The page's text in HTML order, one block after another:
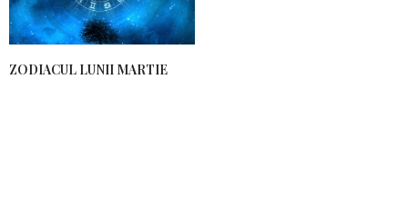
ZODIACUL LUNII MARTIE